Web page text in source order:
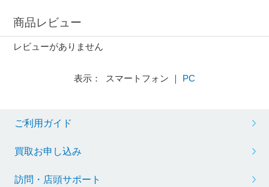
商品レビュー
レビューがありません
表示： スマートフォン ｜ PC
ご利用ガイド
買取お申し込み
訪問・店頭サポート